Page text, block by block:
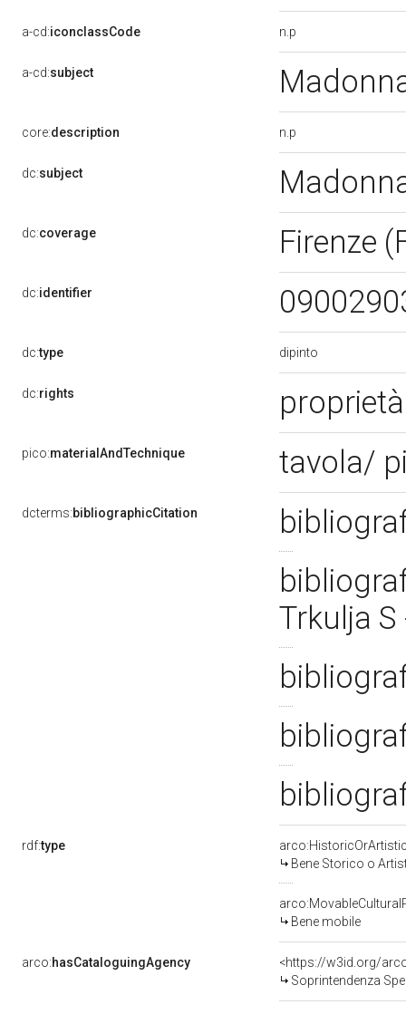
a-cd:iconclassCode n.p
a-cd:subject
core:description n.p
dc:subject
dc:coverage Firenze
dc:identifier
dc:type dipinto
dc:rights
pico:materialAndTechnique tavola/
dcterms:bibliographicCitation
Trkulja
rdf:type
Bene Storico o
Bene mobile
arco:hasCataloguingAgency
<https://w3id.org/
Soprintendenza